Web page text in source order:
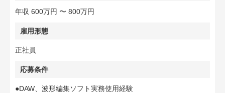
年収 600万円 〜 800万円
雇用形態
正社員
応募条件
●DAW、波形編集ソフト実務使用経験